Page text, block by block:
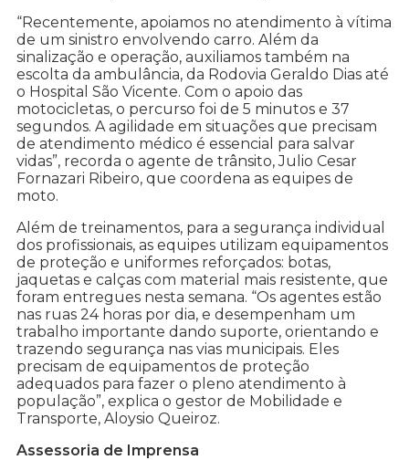
“Recentemente, apoiamos no atendimento à vítima
de um sinistro envolvendo carro. Além da
sinalização e operação, auxiliamos também na
escolta da ambulância, da Rodovia Geraldo Dias até
o Hospital São Vicente. Com o apoio das
motocicletas, o percurso foi de 5 minutos e 37
segundos. A agilidade em situações que precisam
de atendimento médico é essencial para salvar
vidas”, recorda o agente de trânsito, Julio Cesar
Fornazari Ribeiro, que coordena as equipes de
moto.
Além de treinamentos, para a segurança individual
dos profissionais, as equipes utilizam equipamentos
de proteção e uniformes reforçados: botas,
jaquetas e calças com material mais resistente, que
foram entregues nesta semana. “Os agentes estão
nas ruas 24 horas por dia, e desempenham um
trabalho importante dando suporte, orientando e
trazendo segurança nas vias municipais. Eles
precisam de equipamentos de proteção
adequados para fazer o pleno atendimento à
população”, explica o gestor de Mobilidade e
Transporte, Aloysio Queiroz.
Assessoria de Imprensa